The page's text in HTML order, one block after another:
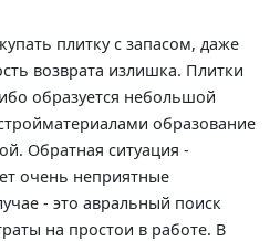
плитку с запасом, даже
возврата излишка. Плитки
образуется небольшой
образование
Обратная ситуация -
очень неприятные
- это авральный поиск
на простои в работе. В